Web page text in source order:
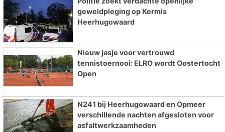
geweldpleging op Kermis
Heerhugowaard
Nieuw jasje voor vertrouwd
tennistoernooi: ELRO wordt Oostertocht
Open
N241 bij Heerhugowaard en Opmeer
verschillende nachten afgesloten voor
asfaltwerkzaamheden